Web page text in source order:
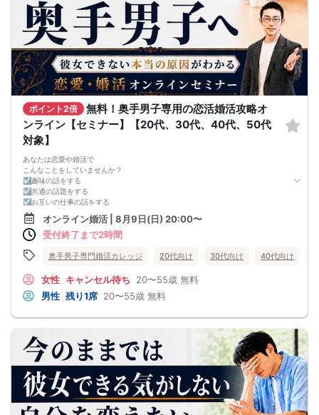
ポイント2倍
無料！奥手男子専用の恋活婚活攻略オ
ンライン【セミナー】【20代、30代、40代、50代
対象】
あなたは恋愛や婚活で
こんなことをしていませんか？
☑趣味の話をする
☑共通の話題をする
☑お互いの仕事の話をする
☑家族や将来について話をする
☑食事の話をする
☑好印象に思ってもらうために
☑経験を積むために出会いの数を増やす
奥手男子に合わない方法です。
なぜなら、趣味や共通の話題などをしても
それだけでは、女性は好きにはなってくれない。
次につなげようとすればするほど、
気づかないうちに「女性の信頼」を失ってしまう。
さらに、出会いの数を増やしても
気になる女性を目の前にすると、
「好印象に思われたい。嫌われたくない。」
という気持ちが強くなり、
どうしても当たり障りない会話してしまう。
その結果、彼女できるチャンスを
オンライン婚活 | 8月9日(日) 20:00〜
受付終了まで2時間
奥手男子専門婚活カレッジ 20代向け 30代向け 40代向け
女性 キャンセル待ち 20〜55歳 無料
男性 残り1席 20〜55歳 無料